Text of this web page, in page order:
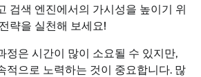
검색 엔진에서의 가시성을 높이기 위
략을 실천해 보세요!
정은 시간이 많이 소요될 수 있지만,
적으로 노력하는 것이 중요합니다. 많